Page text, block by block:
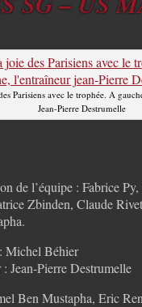
Parisiens avec le trophée. A
Jean-Pierre Destrumelle
de l’équipe : Fabrice
Zbinden, Claude
Michel Béhier
Jean-Pierre Destrumelle
Ben Mustapha, Eric